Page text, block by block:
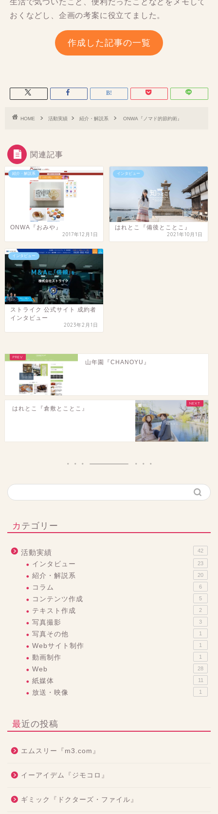
生活で気づいたこと、便利だったことなどをメモして
おくなどし、企画の考案に役立てました。
作成した記事の一覧
HOME 活動実績 紹介・解説系 ONWA『ノマド的節約術』
関連記事
紹介・解説系
ONWA『おみや』
2017年12月1日
インタビュー
はれとこ『備後とことこ』
2021年10月1日
インタビュー
ストライク 公式サイト 成約者
インタビュー
2023年2月1日
山年園『CHANOYU』
はれとこ『倉敷とことこ』
カテゴリー
活動実績 42
インタビュー 23
紹介・解説系 20
コラム 6
コンテンツ作成 5
テキスト作成 2
写真撮影 3
写真その他 1
Webサイト制作 1
動画制作 1
Web 28
紙媒体 11
放送・映像 1
最近の投稿
エムスリー『m3.com』
イーアイデム『ジモコロ』
ギミック『ドクターズ・ファイル』